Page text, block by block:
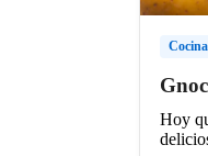
Hoy